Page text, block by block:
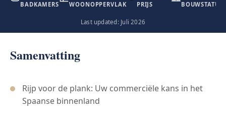
BADKAMERS WOONOPPERVLAK PRIJS BOUWSTATUS
Last updated: Juli 2026
Samenvatting
Rijp voor de plank: Uw commerciële kans in het
Spaanse binnenland